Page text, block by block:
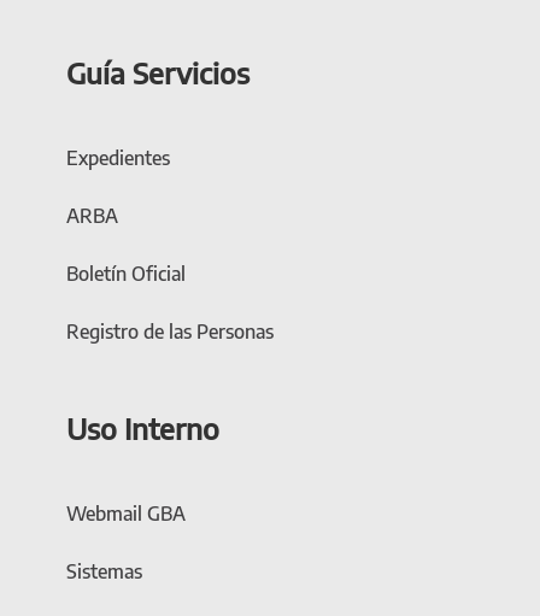
Guía Servicios
Expedientes
ARBA
Boletín Oficial
Registro de las Personas
Uso Interno
Webmail GBA
Sistemas